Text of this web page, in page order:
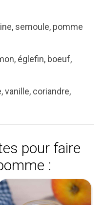
semoule, pomme
églefin, boeuf,
vanille, coriandre,
pour faire
: